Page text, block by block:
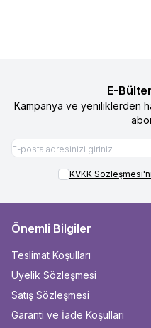
E-
Kampanya ve yeniliklerden
KVKK Sözleşmesi'ni
Önemli Bilgiler
Teslimat Koşulları
Üyelik Sözleşmesi
Satış Sözleşmesi
Garanti ve İade Koşulları